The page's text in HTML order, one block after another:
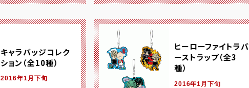
キャラバッジコレク
ション（全10種）
2016年1月下旬
ヒーローファイトラバ
ーストラップ（全3
種）
2016年1月下旬